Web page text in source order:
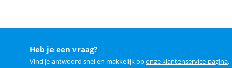
Heb je een vraag?
Vind je antwoord snel en makkelijk oponze klantenservice pagina.